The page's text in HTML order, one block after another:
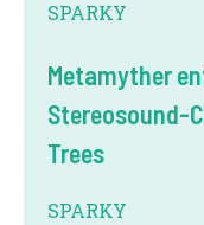
SPARKY
Metamyther
Stereosound-
Trees
SPARKY